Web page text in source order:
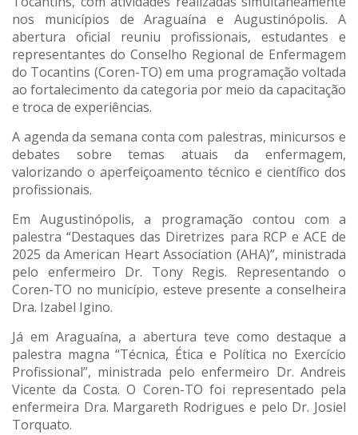
nos municípios de Araguaína e Augustinópolis. A
abertura oficial reuniu profissionais, estudantes e
representantes do Conselho Regional de Enfermagem
do Tocantins (Coren-TO) em uma programação voltada
ao fortalecimento da categoria por meio da capacitação
e troca de experiências.
A agenda da semana conta com palestras, minicursos e
debates sobre temas atuais da enfermagem,
valorizando o aperfeiçoamento técnico e científico dos
profissionais.
Em Augustinópolis, a programação contou com a
palestra “Destaques das Diretrizes para RCP e ACE de
2025 da American Heart Association (AHA)”, ministrada
pelo enfermeiro Dr. Tony Regis. Representando o
Coren-TO no município, esteve presente a conselheira
Dra. Izabel Igino.
Já em Araguaína, a abertura teve como destaque a
palestra magna “Técnica, Ética e Política no Exercício
Profissional”, ministrada pelo enfermeiro Dr. Andreis
Vicente da Costa. O Coren-TO foi representado pela
enfermeira Dra. Margareth Rodrigues e pelo Dr. Josiel
Torquato.